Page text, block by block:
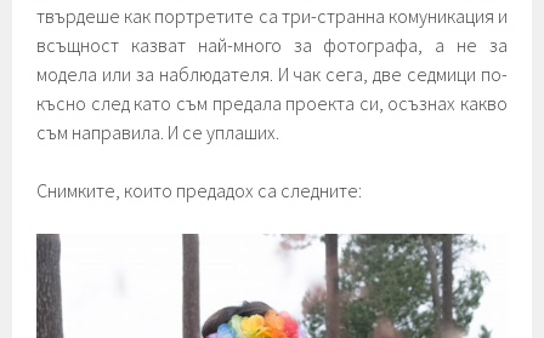
твърдеше как портретите са три-странна комуникация и
всъщност казват най-много за фотографа, а не за
модела или за наблюдателя. И чак сега, две седмици по-
късно след като съм предала проекта си, осъзнах какво
съм направила. И се уплаших.
Снимките, които предадох са следните: